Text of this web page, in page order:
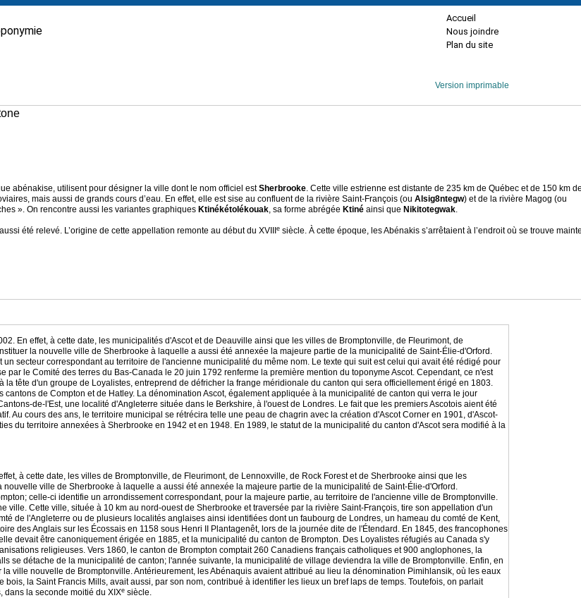
Accueil
Nous joindre
Plan du site
Version imprimable
abénakise, utilisent pour désigner la ville dont le nom officiel estSherbrooke. Cette ville estrienne est distante de 235 km de Québec et de 150 km
mais aussi de grands cours d’eau. En effet, elle est sise au confluent de la rivière Saint-François (ou Alsig8ntegw) et de la rivière Magog (ou
». On rencontre aussi les variantes graphiques Ktinékétolékouak, sa forme abrégée Ktiné ainsi que Nikitotegwak.
été relevé. L’origine de cette appellation remonte au début du XVIII e siècle. À cette époque, les Abénakis s’arrêtaient à l’endroit où se trouve
En effet, à cette date, les municipalités d'Ascot et de Deauville ainsi que les villes de Bromptonville, de Fleurimont, de
la nouvelle ville de Sherbrooke à laquelle a aussi été annexée la majeure partie de la municipalité de Saint-Élie-d'Orford.
secteur correspondant au territoire de l'ancienne municipalité du même nom. Le texte qui suit est celui qui avait été rédigé pour
le Comité des terres du Bas-Canada le 20 juin 1792 renferme la première mention du toponyme Ascot. Cependant, ce n'est
tête d'un groupe de Loyalistes, entreprend de défricher la frange méridionale du canton qui sera officiellement érigé en 1803.
de Compton et de Hatley. La dénomination Ascot, également appliquée à la municipalité de canton qui verra le jour
de-l'Est, une localité d'Angleterre située dans le Berkshire, à l'ouest de Londres. Le fait que les premiers Ascotois aient été
Au cours des ans, le territoire municipal se rétrécira telle une peau de chagrin avec la création d'Ascot Corner en 1901, d'Ascot-
du territoire annexées à Sherbrooke en 1942 et en 1948. En 1989, le statut de la municipalité du canton d'Ascot sera modifié à la
à cette date, les villes de Bromptonville, de Fleurimont, de Lennoxville, de Rock Forest et de Sherbrooke ainsi que les
ville de Sherbrooke à laquelle a aussi été annexée la majeure partie de la municipalité de Saint-Élie-d'Orford.
celle-ci identifie un arrondissement correspondant, pour la majeure partie, au territoire de l'ancienne ville de Bromptonville.
ville. Cette ville, située à 10 km au nord-ouest de Sherbrooke et traversée par la rivière Saint-François, tire son appellation d'un
de l'Angleterre ou de plusieurs localités anglaises ainsi identifiées dont un faubourg de Londres, un hameau du comté de Kent,
des Anglais sur les Écossais en 1158 sous Henri II Plantagenêt, lors de la journée dite de l'Étendard. En 1845, des francophones
devait être canoniquement érigée en 1885, et la municipalité du canton de Brompton. Des Loyalistes réfugiés au Canada s'y
religieuses. Vers 1860, le canton de Brompton comptait 260 Canadiens français catholiques et 900 anglophones, la
se détache de la municipalité de canton; l'année suivante, la municipalité de village deviendra la ville de Bromptonville. Enfin, en
ville nouvelle de Bromptonville. Antérieurement, les Abénaquis avaient attribué au lieu la dénomination Pimihlansik, où les eaux
la Saint Francis Mills, avait aussi, par son nom, contribué à identifier les lieux un bref laps de temps. Toutefois, on parlait
dans la seconde moitié du XIXe siècle.